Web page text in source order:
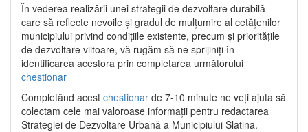
În vederea realizării unei strategii de dezvoltare durabilă
care să reflecte nevoile și gradul de mulțumire al cetățenilor
municipiului privind condițiile existente, precum și prioritățile
de dezvoltare viitoare, vă rugăm să ne sprijiniți în
identificarea acestora prin completarea următorului
chestionar
Completând acest chestionar de 7-10 minute ne veți ajuta să
colectam cele mai valoroase informații pentru redactarea
Strategiei de Dezvoltare Urbană a Municipiului Slatina.